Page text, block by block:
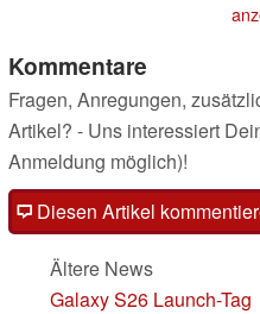
Kommentare
Fragen, Anregungen,
Artikel? - Uns interessiert
Anmeldung möglich)!
Diesen Artikel
Ältere News
Galaxy S26 Launch-Tag